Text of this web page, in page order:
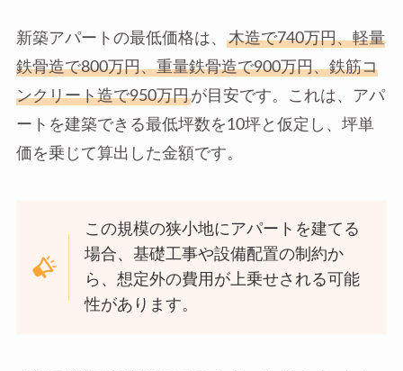
新築アパートの最低価格は、
木造で740万円、軽量
鉄骨造で800万円、重量鉄骨造で900万円、鉄筋コ
ンクリート造で950万円が目安です。これは、アパ
ートを建築できる最低坪数を10坪と仮定し、坪単
価を乗じて算出した金額です。
この規模の狭小地にアパートを建てる
場合、基礎工事や設備配置の制約か
ら、想定外の費用が上乗せされる可能
性があります。